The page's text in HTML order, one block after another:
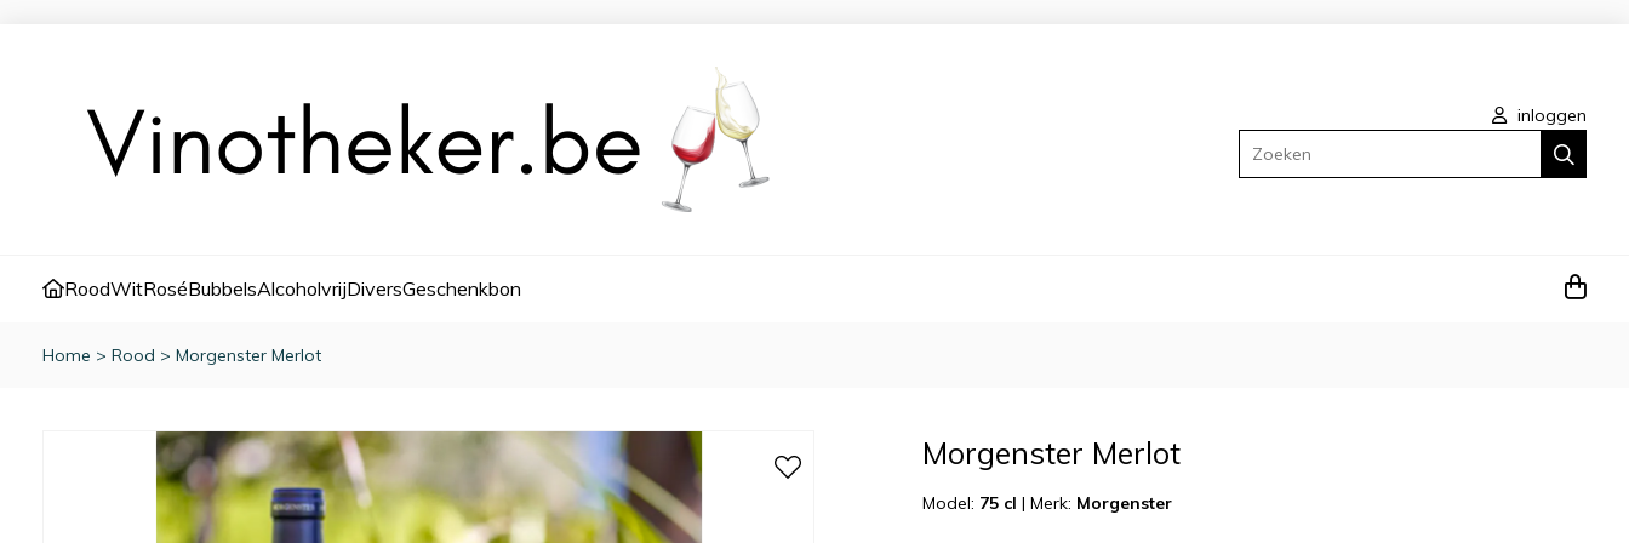
inloggen
Zoeken
RoodWitRoséBubbelsAlcoholvrijDiversGeschenkbon
Home > Rood > Morgenster Merlot
Morgenster Merlot
Model: 75 cl |Merk: Morgenster